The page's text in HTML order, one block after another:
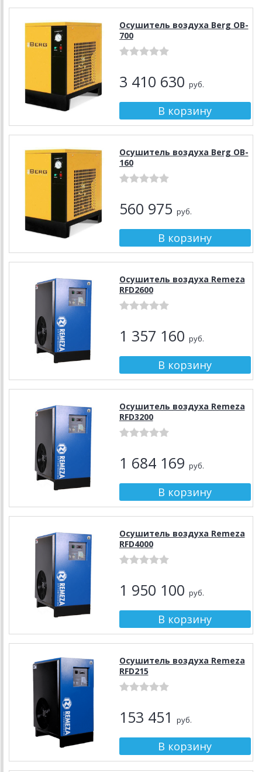
Осушитель воздуха Berg OB-
700
3 410 630 руб.
Осушитель воздуха Berg OB-
160
560 975 руб.
Осушитель воздуха Remeza
RFD2600
1 357 160 руб.
Осушитель воздуха Remeza
RFD3200
1 684 169 руб.
Осушитель воздуха Remeza
RFD4000
1 950 100 руб.
Осушитель воздуха Remeza
RFD215
153 451 руб.